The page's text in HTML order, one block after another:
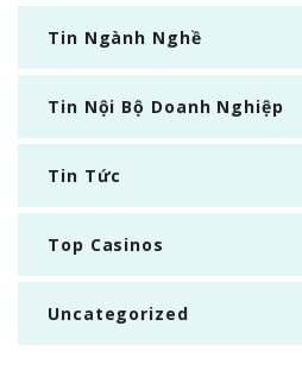
Tin Ngành Nghề
Tin Nội Bộ Doanh Nghiệp
Tin Tức
Top Casinos
Uncategorized